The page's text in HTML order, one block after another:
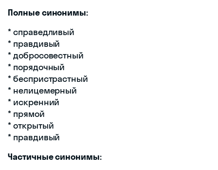
Полные синонимы:
* справедливый
* правдивый
* добросовестный
* порядочный
* беспристрастный
* нелицемерный
* искренний
* прямой
* открытый
* правдивый
Частичные синонимы: